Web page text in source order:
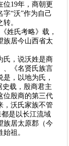
位19年，商朝更
“沃”作为自己
。
姓氏考略》载，
族居今山西省太
氏，说沃姓是商
、《名贤氏族言
，以地为氏，
史载，殷商君主
位殷商的第三代
，沃氏家族不管
都是以长江流域
族居太原郡（今
祖。